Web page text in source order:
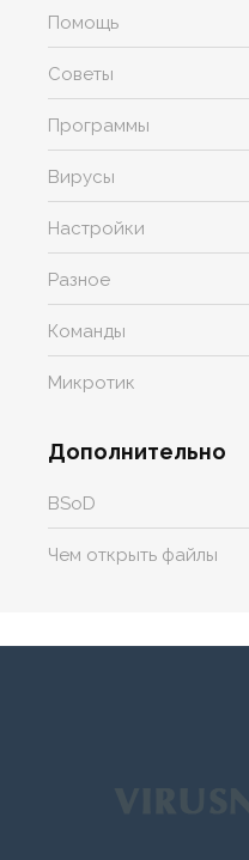
Помощь
Советы
Программы
Вирусы
Настройки
Разное
Команды
Микротик
Дополнительно
BSoD
Чем открыть файлы